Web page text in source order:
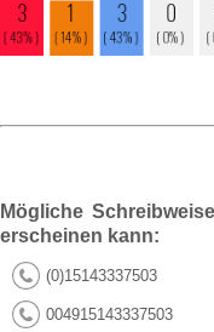
Mögliche
erscheinen kann:
(0)15143337503
004915143337503